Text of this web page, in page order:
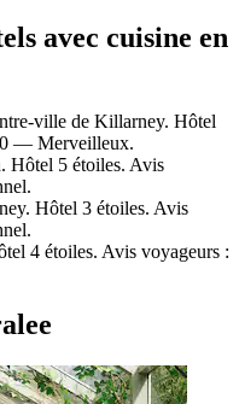
avec cuisine en
ville de Killarney. Hôtel
— Merveilleux.
5 étoiles. Avis
Hôtel 3 étoiles. Avis
4 étoiles. Avis voyageurs :